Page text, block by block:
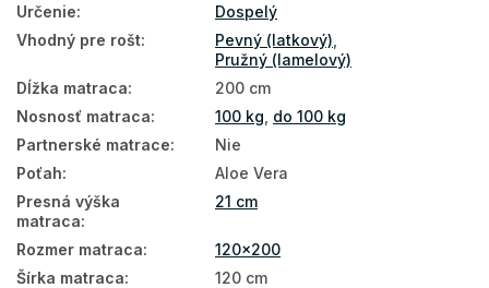
Najpredávanejšie matrace
Matrace podľa tvrdosti
Tvrdé matrace
Zónové matrace
7 zónové matrace
Určenie:
Dospelý
Vhodný pre rošt: Pevný (latkový)
Pružný (lamelový)
Dĺžka matraca:
200 cm
Nosnosť matraca: 100 kg do 100 kg
Partnerské matrace:
Nie
Poťah:
Aloe Vera
Presná výška
matraca:
21 cm
Rozmer matraca:
120x200
Šírka matraca:
120 cm